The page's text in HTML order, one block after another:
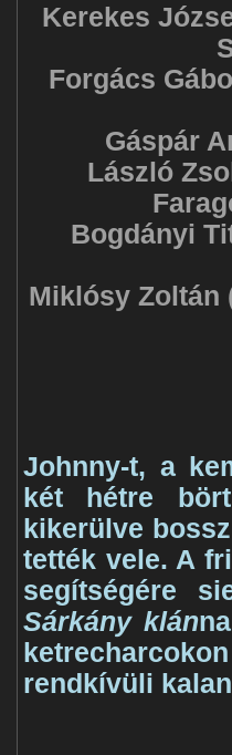
Kerekes
Forgács
Gáspár
László
Bogdányi
Miklósy Zoltán
Johnny-t, a
két hétre
kikerülve
tették vele. A
segítségére
Sárkány klán
rendkívüli